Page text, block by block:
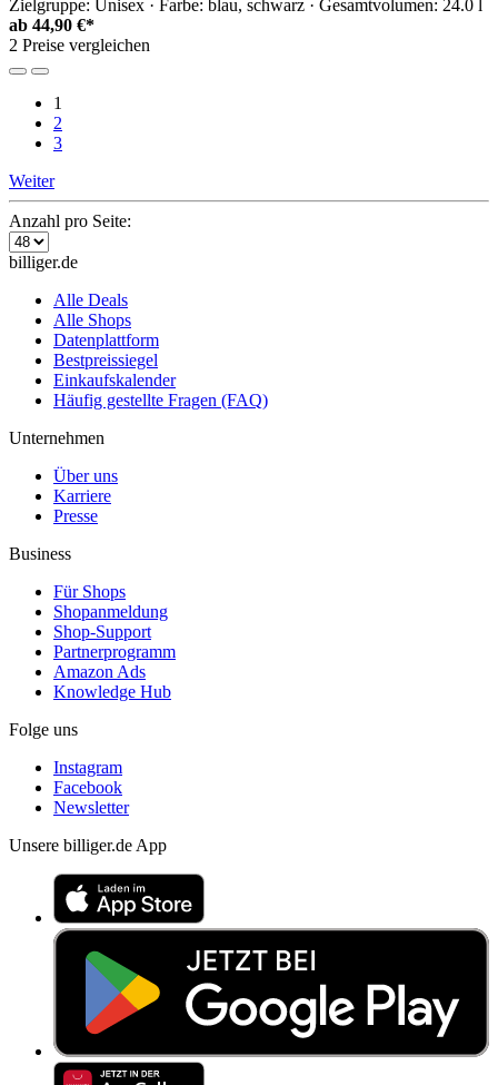
Zielgruppe: Unisex · Farbe: blau, schwarz · Gesamtvolumen: 24.0 l
ab 44,90 €*
2 Preise vergleichen
1
2
3
Weiter
Anzahl pro Seite:
billiger.de
Alle Deals
Alle Shops
Datenplattform
Bestpreissiegel
Einkaufskalender
Häufig gestellte Fragen (FAQ)
Unternehmen
Über uns
Karriere
Presse
Business
Für Shops
Shopanmeldung
Shop-Support
Partnerprogramm
Amazon Ads
Knowledge Hub
Folge uns
Instagram
Facebook
Newsletter
Unsere billiger.de App